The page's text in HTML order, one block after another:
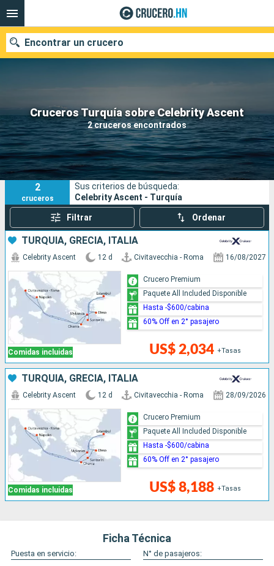
Cruceros Turquía sobre Celebrity Ascent
2 cruceros encontrados
Encontrar un crucero
Nuestros destinos
Fecha de salida
Puertos Compañías
Buscar
2
cruceros
Sus criterios de búsqueda:
Celebrity Ascent - Turquía
Filtrar Ordenar
TURQUÍA, GRECIA, ITALIA
Comidas incluidas
Celebrity Ascent 12 d Civitavecchia - Roma 16/08/2027
US$ 2,034 +Tasas
Crucero Premium
Paquete All Included Disponible
Hasta -$600/cabina
60% Off en 2° pasajero
TURQUÍA, GRECIA, ITALIA
Comidas incluidas
Celebrity Ascent 12 d Civitavecchia - Roma 28/09/2026
US$ 8,188 +Tasas
Crucero Premium
Paquete All Included Disponible
Hasta -$600/cabina
60% Off en 2° pasajero
Ficha Técnica
Puesta en servicio:
N° de pasajeros: